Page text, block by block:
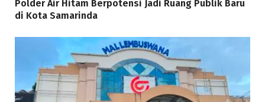
Polder Air Hitam Berpotensi Jadi Ruang Publik Baru
di Kota Samarinda